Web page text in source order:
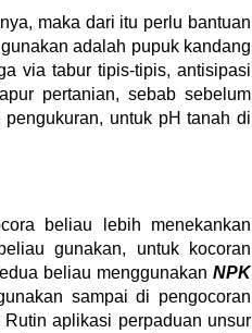
maka dari itu perlu bantuan
adalah pupuk kandang
via tabur tipis-tipis, antisipasi
pertanian, sebab sebelum
untuk pH tanah di
beliau lebih menekankan
gunakan, untuk kocoran
beliau menggunakan NPK
sampai di pengocoran
aplikasi perpaduan unsur